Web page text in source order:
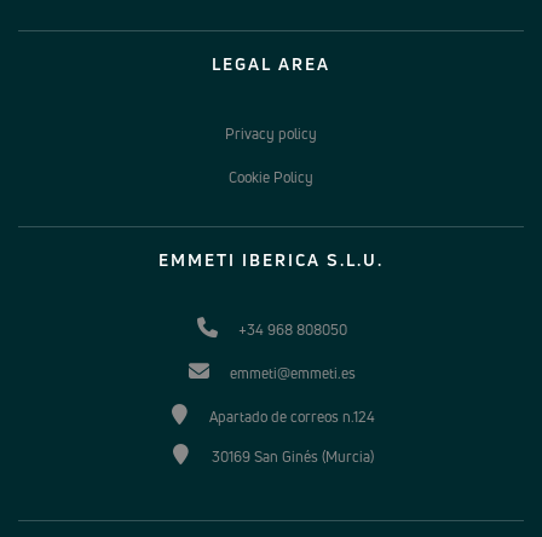
LEGAL AREA
Privacy policy
Cookie Policy
EMMETI IBERICA S.L.U.
+34 968 808050
emmeti@emmeti.es
Apartado de correos n.124
30169 San Ginés (Murcia)